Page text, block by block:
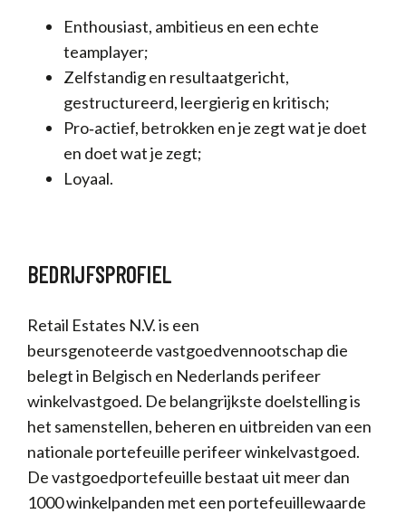
Enthousiast, ambitieus en een echte
teamplayer;
Zelfstandig en resultaatgericht,
gestructureerd, leergierig en kritisch;
Pro‐actief, betrokken en je zegt wat je doet
en doet wat je zegt;
Loyaal.
BEDRIJFSPROFIEL
Retail Estates N.V. is een
beursgenoteerde vastgoedvennootschap die
belegt in Belgisch en Nederlands perifeer
winkelvastgoed. De belangrijkste doelstelling is
het samenstellen, beheren en uitbreiden van een
nationale portefeuille perifeer winkelvastgoed.
De vastgoedportefeuille bestaat uit meer dan
1000 winkelpanden met een portefeuillewaarde